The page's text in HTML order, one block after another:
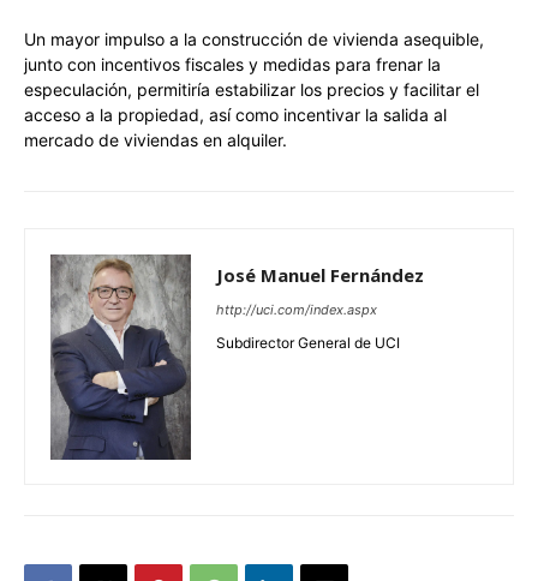
Un mayor impulso a la construcción de vivienda asequible,
junto con incentivos fiscales y medidas para frenar la
especulación, permitiría estabilizar los precios y facilitar el
acceso a la propiedad, así como incentivar la salida al
mercado de viviendas en alquiler.
José Manuel Fernández
http://uci.com/index.aspx
Subdirector General de UCI